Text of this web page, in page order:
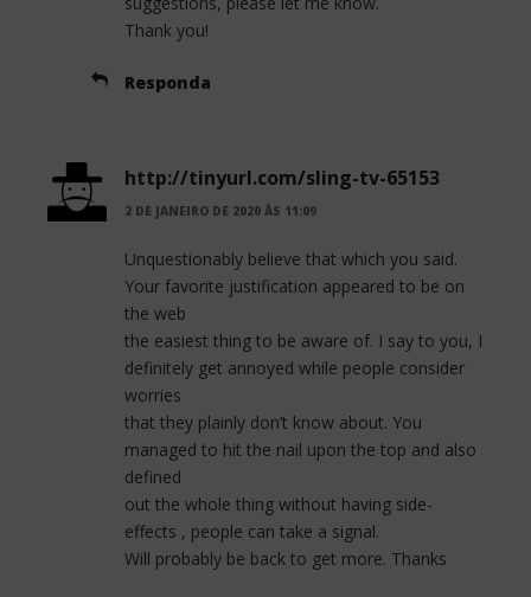
Thank you!
Responda
http://tinyurl.com/sling-tv-65153
2 DE JANEIRO DE 2020 ÀS 11:09
Unquestionably believe that which you said.
Your favorite justification appeared to be on
the web
the easiest thing to be aware of. I say to you, I
definitely get annoyed while people consider
worries
that they plainly don’t know about. You
managed to hit the nail upon the top and also
defined
out the whole thing without having side-
effects , people can take a signal.
Will probably be back to get more. Thanks